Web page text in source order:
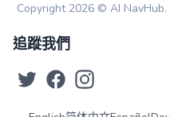
Copyright 2026© AI NavHub.
追蹤我們